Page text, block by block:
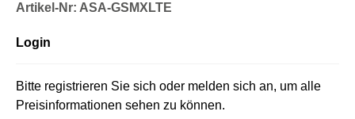
Artikel-Nr: ASA-GSMXLTE
Login
Bitte registrieren Sie sich oder melden sich an, um alle
Preisinformationen sehen zu können.